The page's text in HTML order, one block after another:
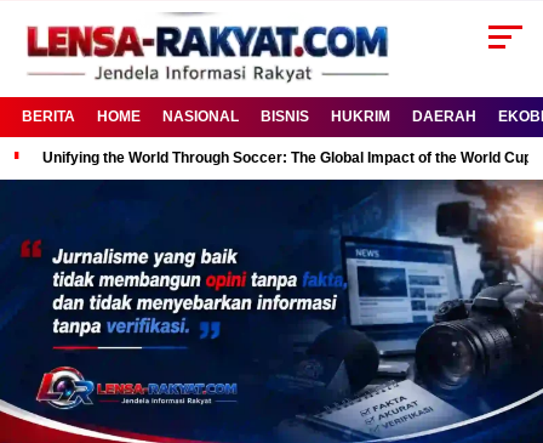
BERITA HOME NASIONAL BISNIS HUKRIM DAERAH
Unifying the World Through Soccer: The Global Impact of the World Cup